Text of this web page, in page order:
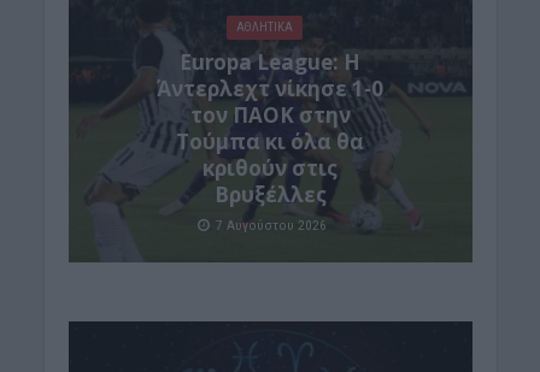
ΑΘΛΗΤΙΚΑ
Europa League: Η
Άντερλεχτ νίκησε 1-0
τον ΠΑΟΚ στην
Τούμπα κι όλα θα
κριθούν στις
Βρυξέλλες
7 Αυγούστου 2026